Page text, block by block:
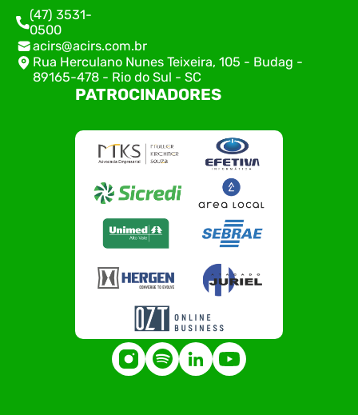
(47) 3531-
0500
acirs@acirs.com.br
Rua Herculano Nunes Teixeira, 105 - Budag -
89165-478 - Rio do Sul - SC
PATROCINADORES